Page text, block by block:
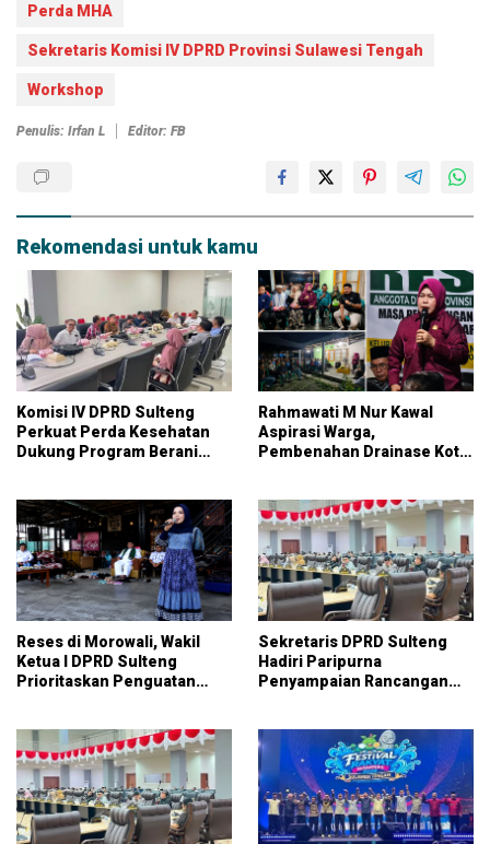
Perda MHA
Sekretaris Komisi IV DPRD Provinsi Sulawesi Tengah
Workshop
Penulis: Irfan L Editor: FB
Rekomendasi untuk kamu
Komisi IV DPRD Sulteng
Perkuat Perda Kesehatan
Dukung Program Berani
Rahmawati M Nur Kawal
Aspirasi Warga,
Pembenahan Drainase Kota
Reses di Morowali, Wakil
Ketua I DPRD Sulteng
Prioritaskan Penguatan
Sekretaris DPRD Sulteng
Hadiri Paripurna
Penyampaian Rancangan